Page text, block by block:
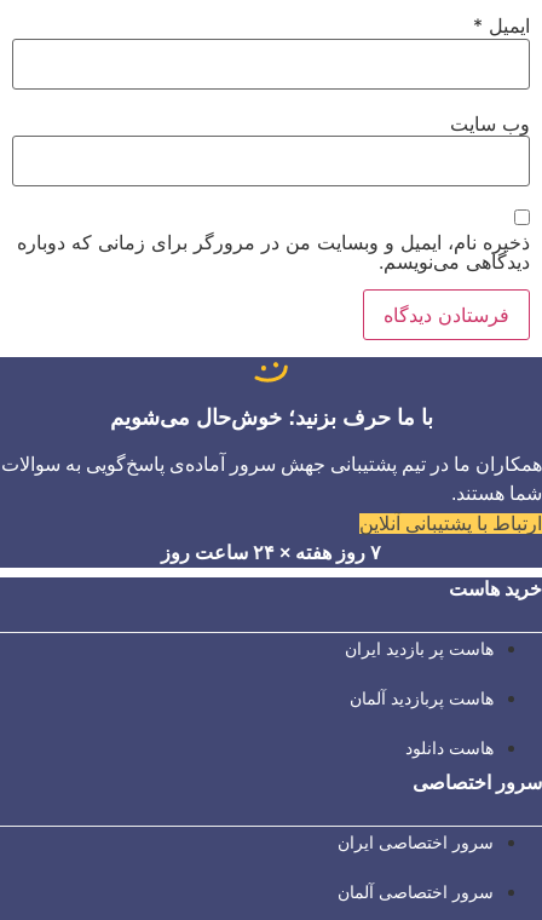
ایمیل *
وب‌ سایت
ذخیره نام، ایمیل و وبسایت من در مرورگر برای زمانی که دوباره
دیدگاهی می‌نویسم.
با ما حرف بزنید؛ خوش‌حال می‌شویم
همکاران ما در تیم پشتیبانی جهش سرور آماده‌ی پاسخ‌گویی به سوالات
شما هستند.
ارتباط با پشتیبانی آنلاین
۷ روز هفته × ۲۴ ساعت روز
خرید هاست
هاست پر بازدید ایران
هاست پربازدید آلمان
هاست دانلود
سرور اختصاصی
سرور اختصاصی ایران
سرور اختصاصی آلمان